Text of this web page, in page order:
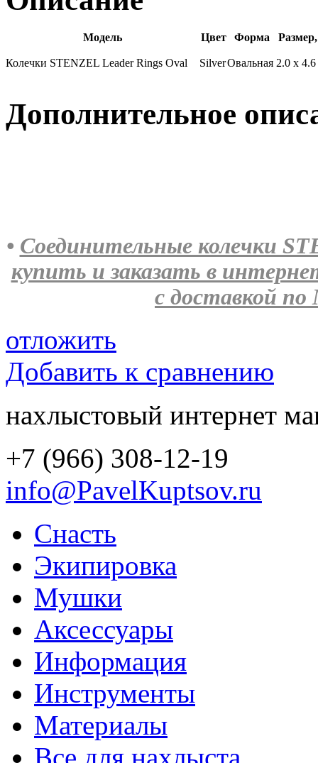
Модель Цвет Форма
Колечки STENZEL Leader Rings Oval SilverОвальная 2.0 x 4.6
Дополнительное
• Cоединительные колечки
купить и заказать в
с доставкой по
отложить
Добавить к сравнению
нахлыстовый интернет
+7 (966) 308-12-19
info@PavelKuptsov.ru
Снасть
Экипировка
Мушки
Аксессуары
Информация
Инструменты
Материалы
Все для нахлыста